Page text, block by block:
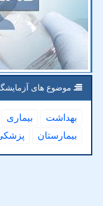
موضوع های
بهداشت بیماری
بیمارستان